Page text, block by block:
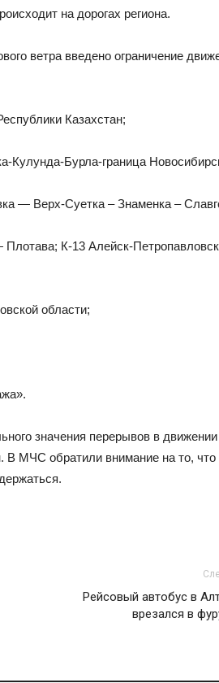
на дорогах региона.
ветра введено ограничение
Казахстан;
Кулунда-Бурла-граница
— Верх-Суетка – Знаменка –
К-13 Алейск-
области;
значения перерывов в
В МЧС обратили внимание на то, что
Рейсовый автобус в
врезался в